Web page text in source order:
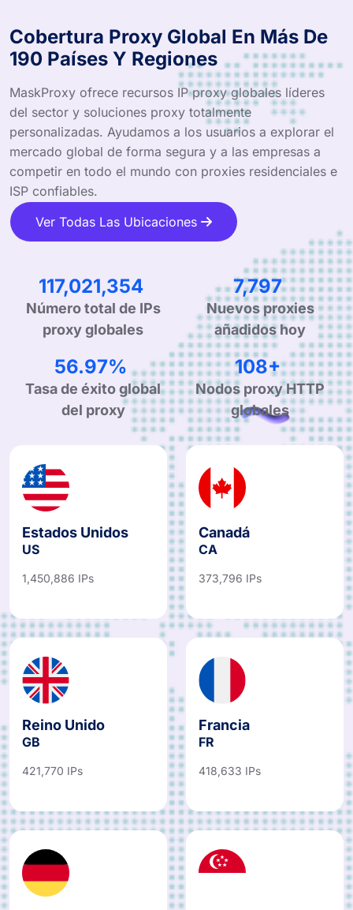
Cobertura Proxy Global En Más De
190 Países Y Regiones
MaskProxy ofrece recursos IP proxy globales líderes
del sector y soluciones proxy totalmente
personalizadas. Ayudamos a los usuarios a explorar el
mercado global de forma segura y a las empresas a
competir en todo el mundo con proxies residenciales e
ISP confiables.
Ver Todas Las Ubicaciones
199,843,625
Número total de IPs
proxy globales
13,315
Nuevos proxies
añadidos hoy
98.07%
Tasa de éxito global
del proxy
186+
Nodos proxy HTTP
globales
Estados Unidos
US
1,450,886 IPs
Canadá
CA
373,796 IPs
Reino Unido
GB
421,770 IPs
Francia
FR
418,633 IPs